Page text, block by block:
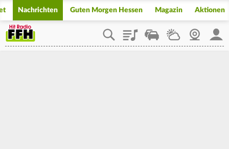
Nachrichten Guten Morgen Hessen Magazin Aktionen
PlaylistStaupilotWetterWebcam